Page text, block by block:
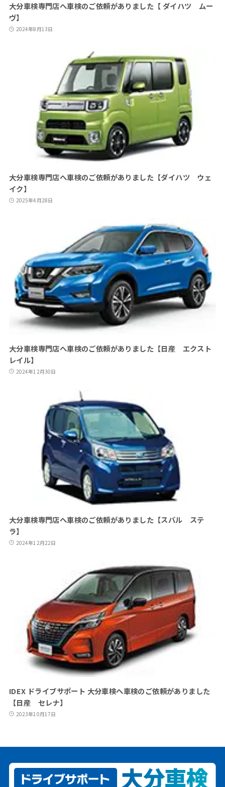
大分車検専門店へ車検のご依頼がありました【 ダイハツ ムー
ヴ】
2024年8月13日
大分車検専門店へ車検のご依頼がありました【ダイハツ ウェ
イク】
2025年4月28日
大分車検専門店へ車検のご依頼がありました【日産 エクスト
レイル】
2024年12月30日
大分車検専門店へ車検のご依頼がありました【スバル ステ
ラ】
2024年12月22日
IDEX ドライブサポート 大分車検へ車検のご依頼がありました
【日産 セレナ】
2023年10月17日